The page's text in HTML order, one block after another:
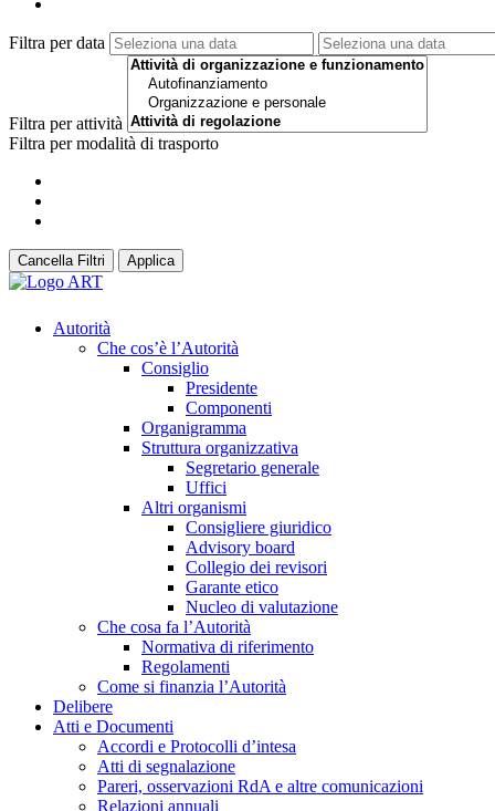
Filtra per data
Filtra per attività
Filtra per modalità di trasporto
Cancella Filtri Applica
Autorità
Che cos’è l’Autorità
Consiglio
Presidente
Componenti
Organigramma
Struttura organizzativa
Segretario generale
Uffici
Altri organismi
Consigliere giuridico
Advisory board
Collegio dei revisori
Garante etico
Nucleo di valutazione
Che cosa fa l’Autorità
Normativa di riferimento
Regolamenti
Come si finanzia l’Autorità
Delibere
Atti e Documenti
Accordi e Protocolli d’intesa
Atti di segnalazione
Pareri, osservazioni RdA e altre comunicazioni
Relazioni annuali